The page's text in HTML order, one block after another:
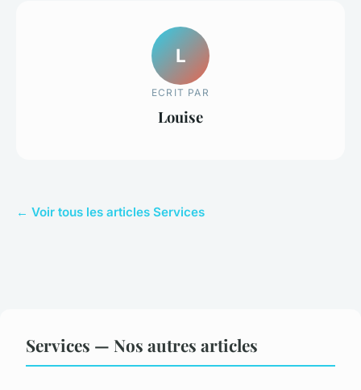
L
ECRIT PAR
Louise
← Voir tous les articles Services
Services — Nos autres articles